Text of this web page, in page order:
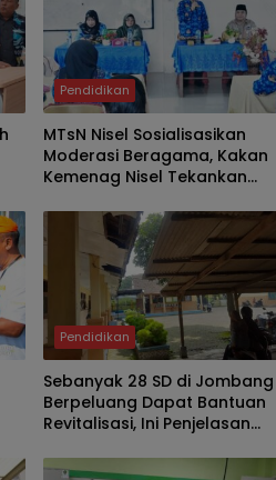
Pendidikan
MTsN Nisel Sosialisasikan
Moderasi Beragama, Kakan
Kemenag Nisel Tekankan
Pendidikan
Sebanyak 28 SD di Jombang
Berpeluang Dapat Bantuan
Revitalisasi, Ini Penjelasan